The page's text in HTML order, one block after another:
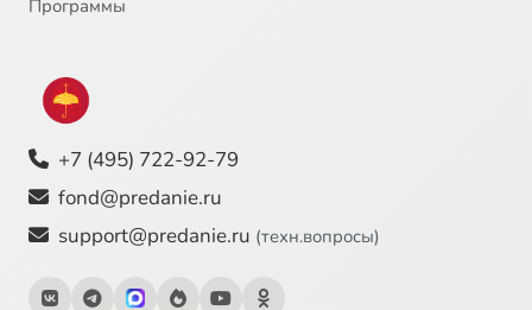
Программы
+7 (495) 722-92-79
fond@predanie.ru
support@predanie.ru (техн.вопросы)